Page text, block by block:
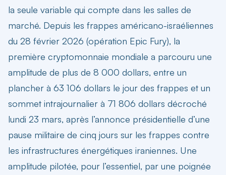
la seule variable qui compte dans les salles de
marché. Depuis les frappes américano-israéliennes
du 28 février 2026 (opération Epic Fury), la
première cryptomonnaie mondiale a parcouru une
amplitude de plus de 8 000 dollars, entre un
plancher à 63 106 dollars le jour des frappes et un
sommet intrajournalier à 71 806 dollars décroché
lundi 23 mars, après l’annonce présidentielle d’une
pause militaire de cinq jours sur les frappes contre
les infrastructures énergétiques iraniennes. Une
amplitude pilotée, pour l’essentiel, par une poignée